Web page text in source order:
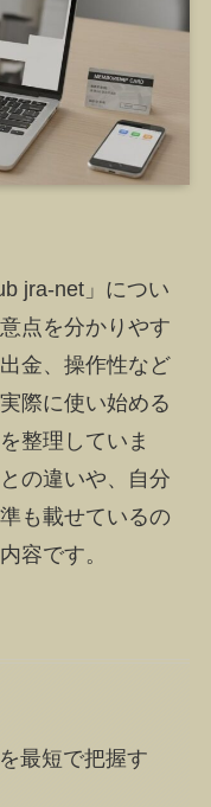
jra-net」につい
点を分かりやす
金、操作性など
際に使い始める
整理していま
の違いや、自分
も載せているの
容です。
最短で把握す